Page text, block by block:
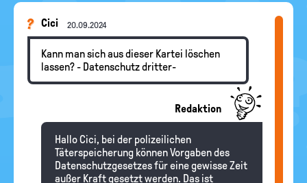
Cici 20.09.2024
Kann man sich aus dieser Kartei löschen
lassen? - Datenschutz dritter-
Redaktion
Hallo Cici, bei der polizeilichen
Täterspeicherung können Vorgaben des
Datenschutzgesetzes für eine gewisse Zeit
außer Kraft gesetzt werden. Das ist